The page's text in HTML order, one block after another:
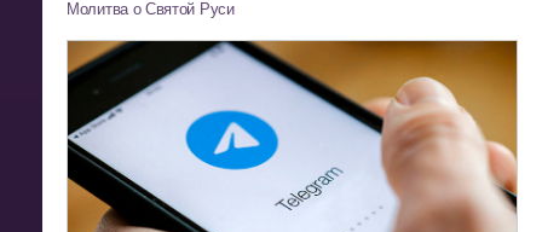
Молитва о Святой Руси